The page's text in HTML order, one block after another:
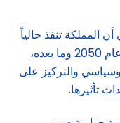
المملكة تنفذ حالياً
إصلاحات هيكلية كبرى تستهدف اقتصاد عام 2050 وما بعده،
والتركيز على
تأثيرها.